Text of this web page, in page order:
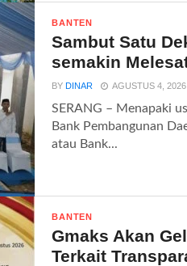
BANTEN
Sambut Satu
semakin
BYDINAR AGUSTUS 4, 2026
SERANG – Menapaki
Bank Pembangunan
atau Bank...
BANTEN
Gmaks Akan
Terkait